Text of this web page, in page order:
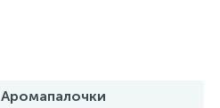
Аромапалочки